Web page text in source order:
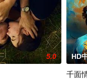
5.0 HD
千面